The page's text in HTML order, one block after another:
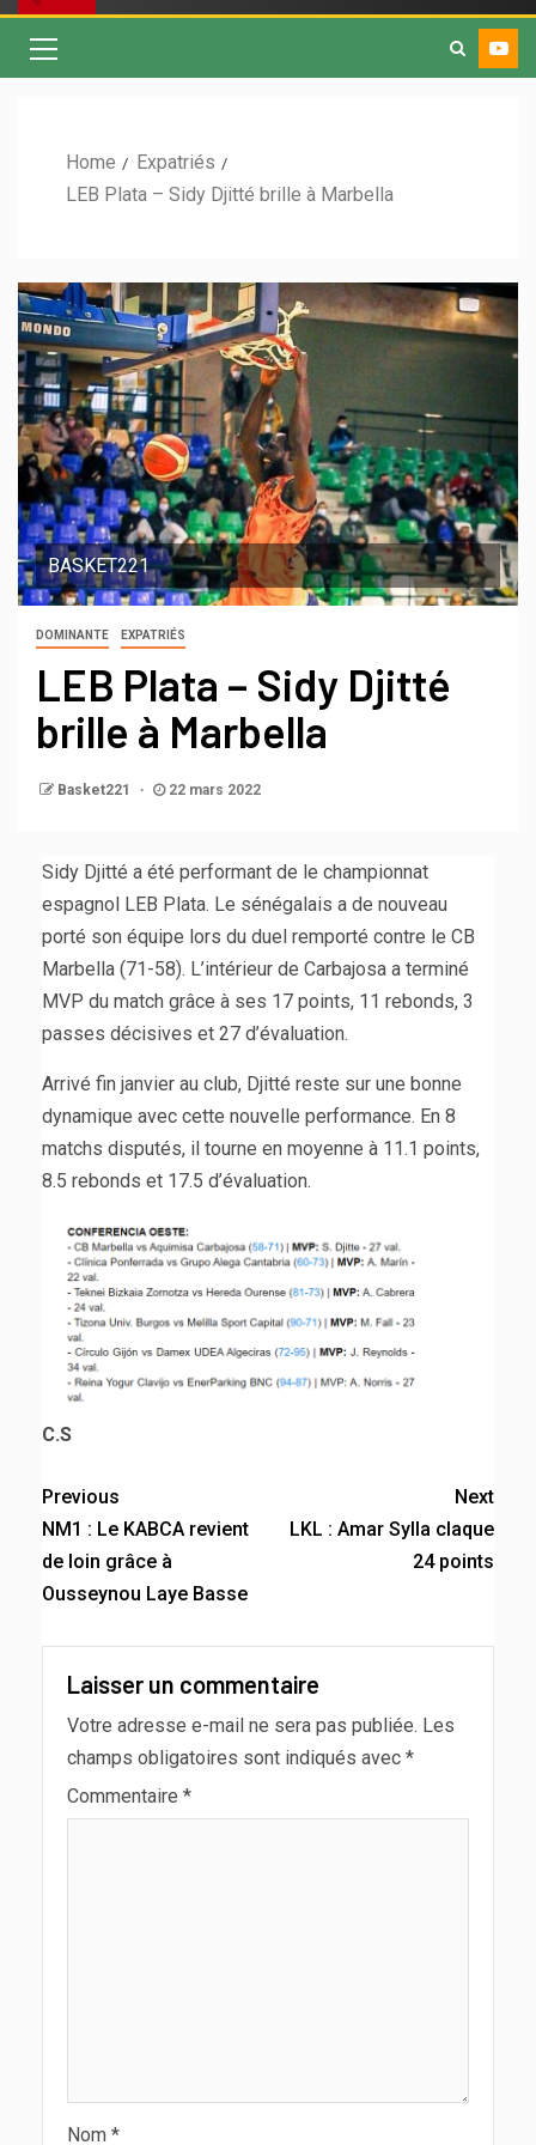
Home
Expatriés
LEB Plata – Sidy Djitté brille à Marbella
BASKET221
DOMINANTE EXPATRIÉS
LEB Plata – Sidy Djitté
brille à Marbella
Basket221 22 mars 2022
Sidy Djitté a été performant de le championnat
espagnol LEB Plata. Le sénégalais a de nouveau
porté son équipe lors du duel remporté contre le CB
Marbella (71-58). L’intérieur de Carbajosa a terminé
MVP du match grâce à ses 17 points, 11 rebonds, 3
passes décisives et 27 d’évaluation.
Arrivé fin janvier au club, Djitté reste sur une bonne
dynamique avec cette nouvelle performance. En 8
matchs disputés, il tourne en moyenne à 11.1 points,
8.5 rebonds et 17.5 d’évaluation.
C.S
Previous
NM1 : Le KABCA revient
de loin grâce à
Ousseynou Laye Basse
Next
LKL : Amar Sylla claque
24 points
Laisser un commentaire
Votre adresse e-mail ne sera pas publiée. Les
champs obligatoires sont indiqués avec *
Commentaire *
Nom *